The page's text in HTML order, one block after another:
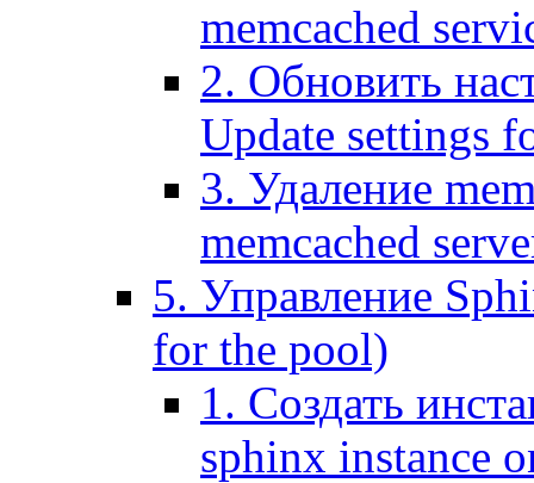
memcached
2. Обновить
Update settings
3. Удаление
memcached
5. Управление
for the pool)
1. Создать
sphinx instance